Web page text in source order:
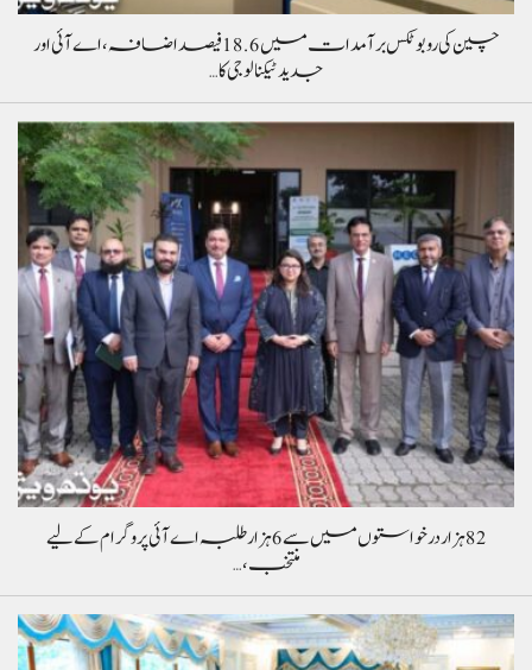
چین کی روبوٹکس برآمدات میں 18.6 فیصد اضافہ، اے آئی اور
جدید ٹیکنالوجی کا…
82 ہزار درخواستوں میں سے 6 ہزار طلبہ اے آئی پروگرام کے لیے
منتخب،…